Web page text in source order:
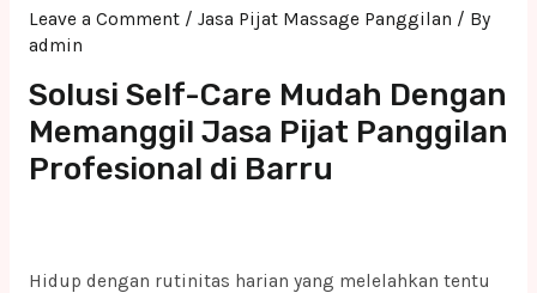
Leave a Comment / Jasa Pijat Massage Panggilan / By
admin
Solusi Self-Care Mudah Dengan
Memanggil Jasa Pijat Panggilan
Profesional di Barru
Hidup dengan rutinitas harian yang melelahkan tentu